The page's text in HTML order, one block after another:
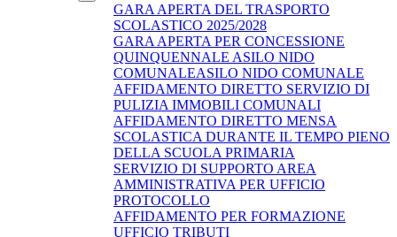
GARA APERTA DEL TRASPORTO
SCOLASTICO 2025/2028
GARA APERTA PER CONCESSIONE
QUINQUENNALE ASILO NIDO
COMUNALEASILO NIDO COMUNALE
AFFIDAMENTO DIRETTO SERVIZIO DI
PULIZIA IMMOBILI COMUNALI
AFFIDAMENTO DIRETTO MENSA
SCOLASTICA DURANTE IL TEMPO PIENO
DELLA SCUOLA PRIMARIA
SERVIZIO DI SUPPORTO AREA
AMMINISTRATIVA PER UFFICIO
PROTOCOLLO
AFFIDAMENTO PER FORMAZIONE
UFFICIO TRIBUTI